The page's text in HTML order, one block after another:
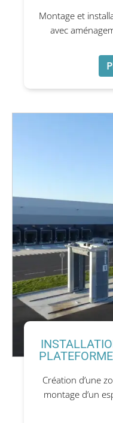
Montage et
avec
Création d’une
montage d’un